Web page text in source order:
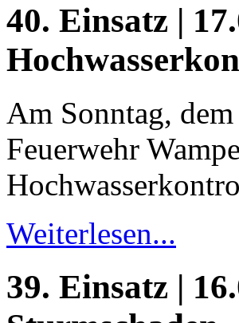
40. Einsatz |
Am Sonntag,
Feuerwehr
Weiterlesen...
39. Einsatz |